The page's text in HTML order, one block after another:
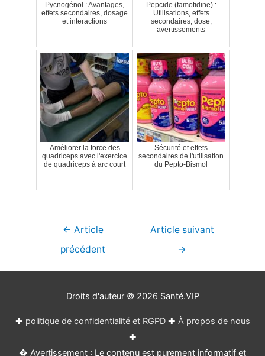
Pycnogénol : Avantages,
effets secondaires, dosage
et interactions
Pepcide (famotidine) :
Utilisations, effets
secondaires, dose,
avertissements
Améliorer la force des
quadriceps avec l'exercice
de quadriceps à arc court
Sécurité et effets
secondaires de l'utilisation
du Pepto-Bismol
Navigation
← Article
précédent
Article suivant
→
Droits d'auteur © 2026 Santé.VIP
✚ politique de confidentialité et RGPD✚ À propos de nous
✚
� Avertissement : Le contenu est purement informatif et